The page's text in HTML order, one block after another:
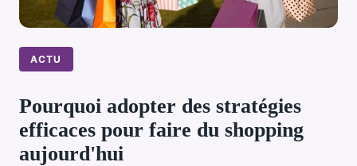
ACTU
Pourquoi adopter des stratégies
efficaces pour faire du shopping
aujourd'hui